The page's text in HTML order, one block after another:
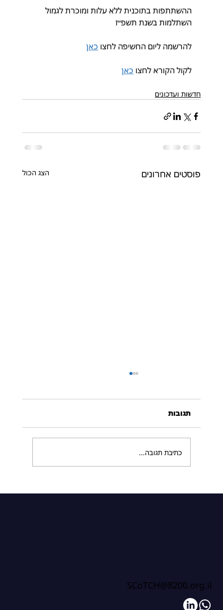
ההשתתפות בתוכנית ללא עלות ומוכרת לגמול
השתלמות בשנת תשפ״ז
להרשמה ליום החשיפה לחצו כאן
לקול הקורא לחצו כאן
חדשות ועדכונים
פוסטים אחרונים הצג הכול
תגובות
כתיבת תגובה...
SCoTCH@8200.org.il